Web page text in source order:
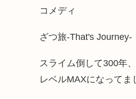
コメディ
ざつ旅-That's Journey-
スライム倒して300年
レベルMAXになってま